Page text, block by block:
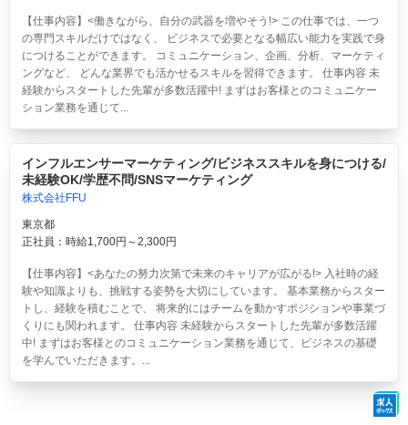
【仕事内容】<働きながら、自分の武器を増やそう!> この仕事では、一つ
の専門スキルだけではなく、 ビジネスで必要となる幅広い能力を実践で身
につけることができます。 コミュニケーション、企画、分析、マーケティ
ングなど、 どんな業界でも活かせるスキルを習得できます。 仕事内容 未
経験からスタートした先輩が多数活躍中! まずはお客様とのコミュニケー
ション業務を通じて...
インフルエンサーマーケティング/ビジネススキルを身につける/
未経験OK/学歴不問/SNSマーケティング
株式会社FFU
東京都
正社員：時給1,700円～2,300円
【仕事内容】<あなたの努力次第で未来のキャリアが広がる!> 入社時の経
験や知識よりも、挑戦する姿勢を大切にしています。 基本業務からスター
トし、経験を積むことで、 将来的にはチームを動かすポジションや事業づ
くりにも関われます。 仕事内容 未経験からスタートした先輩が多数活躍
中! まずはお客様とのコミュニケーション業務を通じて、ビジネスの基礎
を学んでいただきます。...